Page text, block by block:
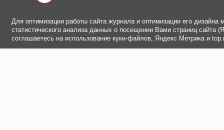
Для оптимизации работы сайта журнала и оптимизации его
статистического анализа данных о посещении Вами страниц
соглашаетесь на использование куки-файлов, Яндекс Метрика и